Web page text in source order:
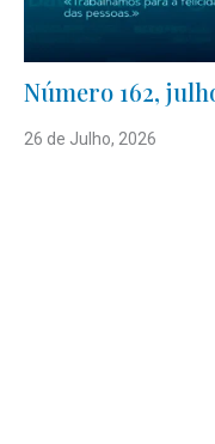
Número 162,
26 de Julho, 2026